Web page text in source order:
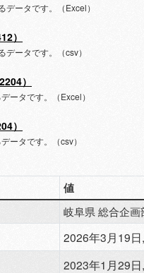
ータです。（Excel）
）
ータです。（csv）
）
ータです。（Excel）
）
ータです。（csv）
値
岐阜県 総合企
2026年3月19
2023年1月29